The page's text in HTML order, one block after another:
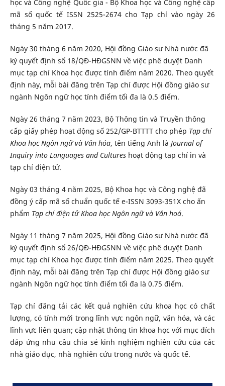
học và Công nghệ Quốc gia - Bộ Khoa học và Công nghệ cấp
mã số quốc tế ISSN 2525-2674 cho Tạp chí vào ngày 26
tháng 5 năm 2017.
Ngày 30 tháng 6 năm 2020, Hội đồng Giáo sư Nhà nước đã
ký quyết định số 18/QĐ-HĐGSNN về việc phê duyệt Danh
mục tạp chí Khoa học được tính điểm năm 2020. Theo quyết
định này, mỗi bài đăng trên Tạp chí được Hội đồng giáo sư
ngành Ngôn ngữ học tính điểm tối đa là 0.5 điểm.
Ngày 26 tháng 7 năm 2023, Bộ Thông tin và Truyền thông
cấp giấy phép hoạt động số 252/GP-BTTTT cho phép Tạp chí
Khoa học Ngôn ngữ và Văn hóa, tên tiếng Anh là Journal of
Inquiry into Languages and Cultureshoạt động tạp chí in và
tạp chí điện tử.
Ngày 03 tháng 4 năm 2025, Bộ Khoa học và Công nghệ đã
đồng ý cấp mã số chuẩn quốc tế e-ISSN 3093-351X cho ấn
phẩm Tạp chí điện tử Khoa học Ngôn ngữ và Văn hoá.
Ngày 11 tháng 7 năm 2025, Hội đồng Giáo sư Nhà nước đã
ký quyết định số 26/QĐ-HĐGSNN về việc phê duyệt Danh
mục tạp chí Khoa học được tính điểm năm 2025. Theo quyết
định này, mỗi bài đăng trên Tạp chí được Hội đồng giáo sư
ngành Ngôn ngữ học tính điểm tối đa là 0.75 điểm.
Tạp chí đăng tải các kết quả nghiên cứu khoa học có chất
lượng, có tính mới trong lĩnh vực ngôn ngữ, văn hóa, và các
lĩnh vực liên quan; cập nhật thông tin khoa học với mục đích
đáp ứng nhu cầu chia sẻ kinh nghiệm nghiên cứu của các
nhà giáo dục, nhà nghiên cứu trong nước và quốc tế.